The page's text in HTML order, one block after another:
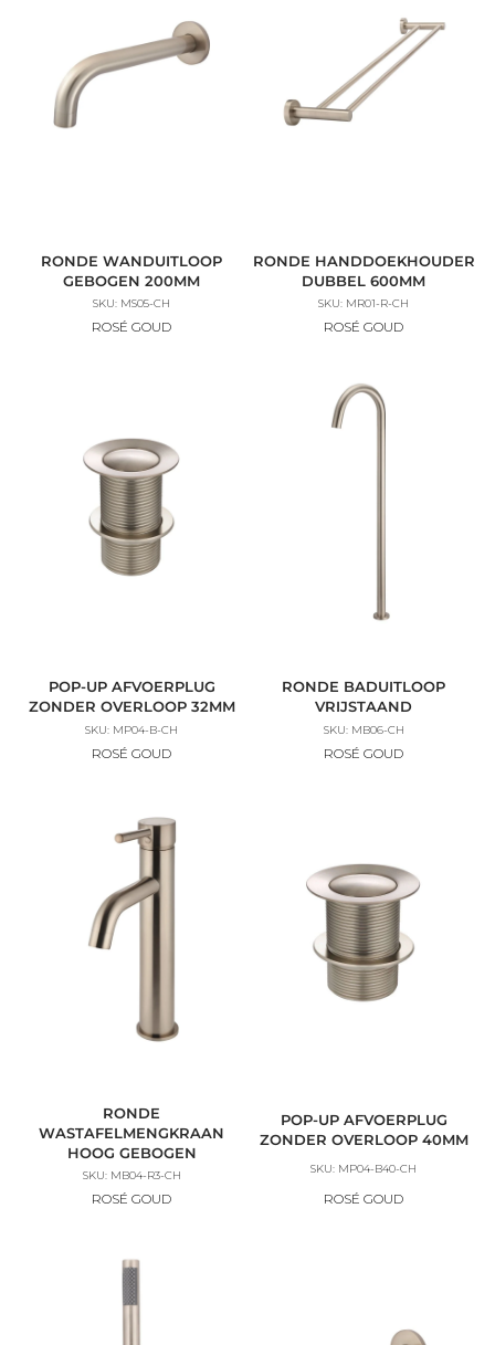
ROSÉ GOUD
RONDE WANDUITLOOP
GEBOGEN 200MM
SKU: MS05-CH
ROSÉ GOUD
RONDE HANDDOEKHOUDER
DUBBEL 600MM
SKU: MR01-R-CH
ROSÉ GOUD
POP-UP AFVOERPLUG
ZONDER OVERLOOP 32MM
SKU: MP04-B-CH
ROSÉ GOUD
RONDE BADUITLOOP
VRIJSTAAND
SKU: MB06-CH
ROSÉ GOUD
RONDE
WASTAFELMENGKRAAN
HOOG GEBOGEN
SKU: MB04-R3-CH
ROSÉ GOUD
POP-UP AFVOERPLUG
ZONDER OVERLOOP 40MM
SKU: MP04-B40-CH